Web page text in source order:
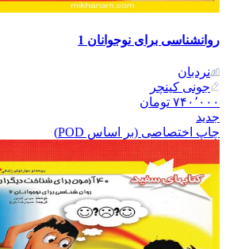
روانشناسی برای نوجوانان 1
نردبان
جونی کینچر
۷۴۰٬۰۰۰ تومان
جدید
چاپ اختصاصی (بر اساس POD)